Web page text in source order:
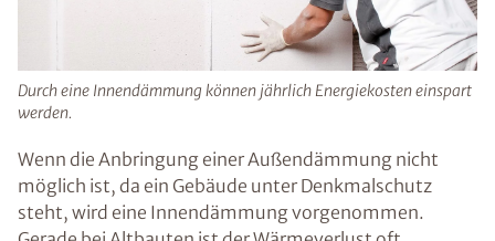
Durch eine Innendämmung können jährlich Energiekosten einspart
werden.
Wenn die Anbringung einer Außendämmung nicht
möglich ist, da ein Gebäude unter Denkmalschutz
steht, wird eine Innendämmung vorgenommen.